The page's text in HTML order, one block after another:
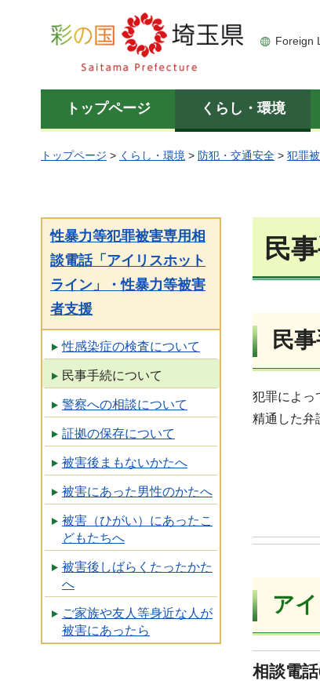
彩の国 埼玉県
Foreign
トップページ くらし・環境
トップページ > くらし・環境 > 防犯・交通安全 > 犯罪
性暴力等犯罪被害専用相
談電話「アイリスホット
ライン」・性暴力等被害
者支援
性感染症の検査について
民事手続について
警察への相談について
証拠の保存について
被害後まもないかたへ
被害にあった男性のかたへ
被害（ひがい）にあったこ
どもたちへ
被害後しばらくたったかた
へ
ご家族や友人等身近な人が
被害にあったら
民
民
犯罪によっ
精通した弁
ア
相談電